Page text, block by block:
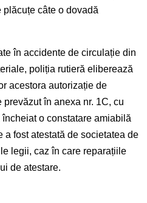
câte o dovadă
în accidente de circulație din
poliția rutieră eliberează
acestora autorizație de
în anexa nr. 1C, cu
o constatare amiabilă
a fost atestată de societatea de
legii, caz în care reparațiile
de atestare.